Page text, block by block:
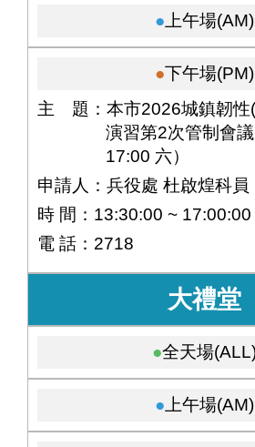
上午場(AM)
下午場(PM)
主 題：本市2026城鎮韌性
演習第2次管制會
17:00 六）
申請人：兵役處 杜啟煌科員
時 間：13:30:00 ~ 17:00:00
電 話：2718
大禮堂
全天場
上午場(AM)